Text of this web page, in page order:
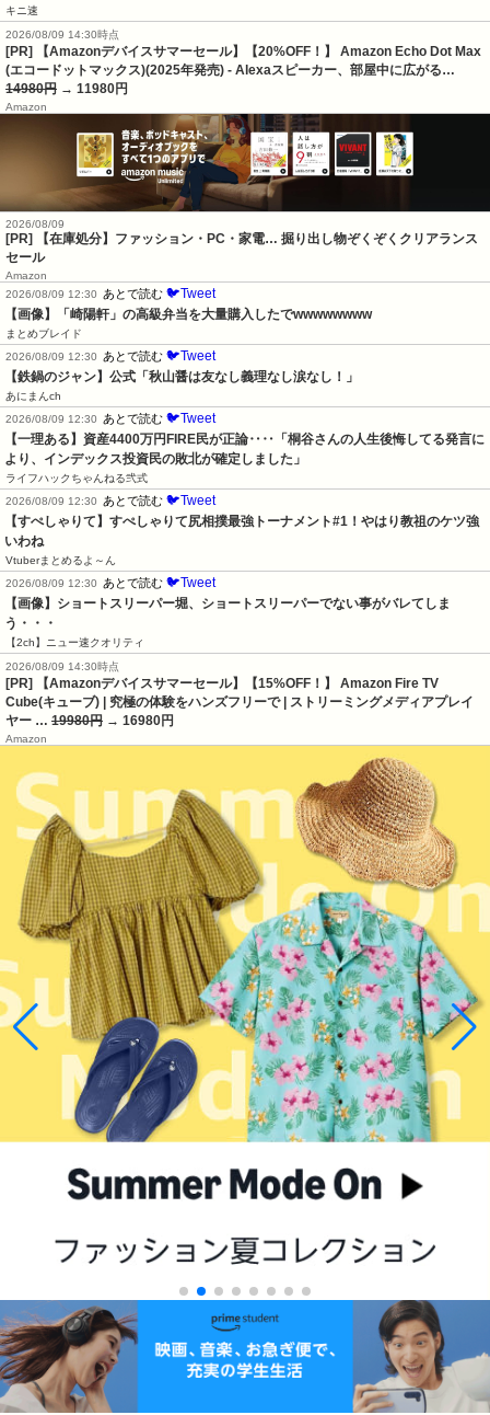
キニ速
2026/08/09 14:30時点
[PR] 【Amazonデバイスサマーセール】【20%OFF！】 Amazon Echo Dot Max
(エコードットマックス)(2025年発売) - Alexaスピーカー、部屋中に広がる…
14980円 → 11980円
Amazon
2026/08/09
[PR] 【在庫処分】ファッション・PC・家電… 掘り出し物ぞくぞくクリアランス
セール
Amazon
2026/08/09 12:30 あとで読む 🐦Tweet
【画像】「崎陽軒」の高級弁当を大量購入したでwwwwwwww
まとめブレイド
2026/08/09 12:30 あとで読む 🐦Tweet
【鉄鍋のジャン】公式「秋山醤は友なし義理なし涙なし！」
あにまんch
2026/08/09 12:30 あとで読む 🐦Tweet
【一理ある】資産4400万円FIRE民が正論‥‥「桐谷さんの人生後悔してる発言に
より、インデックス投資民の敗北が確定しました」
ライフハックちゃんねる弐式
2026/08/09 12:30 あとで読む 🐦Tweet
【すぺしゃりて】すぺしゃりて尻相撲最強トーナメント#1！やはり教祖のケツ強
いわね
Vtuberまとめるよ～ん
2026/08/09 12:30 あとで読む 🐦Tweet
【画像】ショートスリーパー堀、ショートスリーパーでない事がバレてしま
う・・・
【2ch】ニュー速クオリティ
2026/08/09 14:30時点
[PR] 【Amazonデバイスサマーセール】【15%OFF！】 Amazon Fire TV
Cube(キューブ) | 究極の体験をハンズフリーで | ストリーミングメディアプレイ
ヤー … 19980円 → 16980円
Amazon